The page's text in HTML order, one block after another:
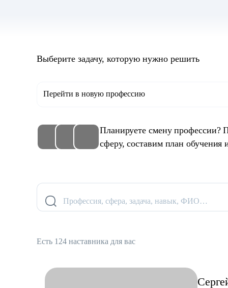
Выберите задачу, которую нужно решить
Перейти в новую профессию
Планируете смену профессии?
сферу, составим план обучения
Профессия, сфера, задача, навык, ФИО…
Есть 124 наставника для вас